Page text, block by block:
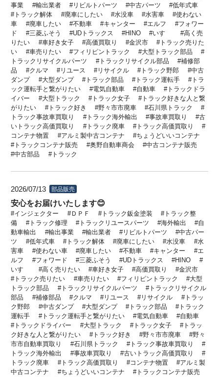
事業
輸出業者 リビルトパーツ 中古パーツ
低年式車
トラック解体
廃車にしたい 水没車 水害車
使わない
車
廃車したい 不動車 キャンター エルフ
フォワー
ド
三菱ふそう UDトラックス HINO いすゞ
高く売
りたい
車好き女子 高価買取り 金沢市
トラック売りた
い
車売りたい フィリピントラック
大型トラック部品
トラックリサイクルパーツ
トラックリサイクル部品
補修部
品
クルマ リユース リサイクル トラック野郎
中古
ダンプ
大型ダンプ トラック部品 トラック運転手
トラ
ック運転手と繋がりたい
電気自動車 自動車
トラックドラ
イバー
大型トラック トラック女子
トラック好きな人と繋
がりたい
トラック好き 野々市市廃車
石川県トラック
トラック事故車買取り
トラック海外輸出 事故車買取り
古
いトラック高価買取り
トラック廃車
トラック高価買取り
コンテナ物置
アルミ製中古コンテナ
ちょうどいいコンテナ
トラックコンテナ販売
奥野自動車商会
中古コンテナ販売
中古部品
トラック
2026/07/13 部品販売
安心をお届けいたします😊
インジェクター ＤＰＦ トラック鈑金塗装
トラック整
備
トラック修理 トラックリユースパーツ 海外輸出
自
動車輸出
輸出事業 輸出業者 リビルトパーツ
中古パー
ツ
低年式車 トラック解体 廃車にしたい 水没車
水
害車
使わない車 廃車したい 不動車 キャンター
エ
ルフ
フォワード 三菱ふそう UDトラックス
HINO
いすゞ
高く売りたい 車好き女子 高価買取り
金沢市
トラック売りたい
車売りたい フィリピントラック
大型
トラック部品
トラックリサイクルパーツ
トラックリサイクル
部品
補修部品 クルマ リユース リサイクル
トラッ
ク野郎
中古ダンプ 大型ダンプ トラック部品
トラック
運転手
トラック運転手と繋がりたい 電気自動車
自動車
トラックドライバー
大型トラック トラック女子
トラッ
ク好きな人と繋がりたい
トラック好き 野々市市廃車
野々
市市自動車買取り
石川県トラック
トラック事故車買取り
トラック海外輸出
事故車買取り
古いトラック高価買取り
トラック廃車
トラック高価買取り コンテナ物置
アルミ製
中古コンテナ
ちょうどいいコンテナ
トラックコンテナ販売